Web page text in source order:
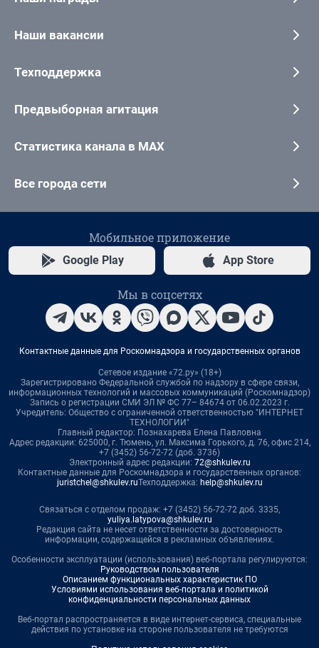
Наши вакансии
Техподдержка
Предвыборная агитация
Статистика канала в MAX
Все города сети
Мобильное приложение
Google Play App Store
Мы в соцсетях
Контактные данные для Роскомнадзора и государственных органов
Сетевое издание «72.ру» (18+)
Зарегистрировано Федеральной службой по надзору в сфере связи,
информационных технологий и массовых коммуникаций (Роскомнадзор)
Запись о регистрации СМИ ЭЛ № ФС 77– 84674 от 06.02.2023 г.
Учредитель: Общество с ограниченной ответственностью "ИНТЕРНЕТ
ТЕХНОЛОГИИ"
Главный редактор: Познахарева Елена Павловна
Адрес редакции: 625000, г. Тюмень, ул. Максима Горького, д. 76, офис 214,
+7 (3452) 56-72-72 (доб. 3736)
Электронный адрес редакции: 72@shkulev.ru
Контактные данные для Роскомнадзора и государственных органов:
juristchel@shkulev.ruТехподдержка: help@shkulev.ru
Связаться с отделом продаж: +7 (3452) 56-72-72 доб. 3335,
yuliya.latypova@shkulev.ru
Редакция сайта не несет ответственности за достоверность
информации, содержащейся в рекламных объявлениях.
Особенности эксплуатации (использования) веб-портала регулируются:
Руководством пользователя
Описанием функциональных характеристик ПО
Условиями использования веб-портала и политикой
конфиденциальности персональных данных
Веб-портал распространяется в виде интернет-сервиса, специальные
действия по установке на стороне пользователя не требуются